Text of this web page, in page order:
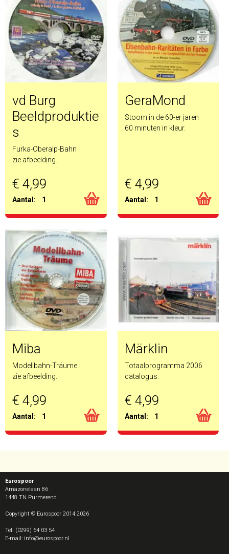
vd Burg
Beeldproduktie
s
Furka-Oberalp-Bahn
zie afbeelding.
€ 4,99
Aantal: 1
GeraMond
Stoom in de 60-er jaren
60 minuten in kleur.
€ 4,99
Aantal: 1
Miba
Modellbahn-Träume
zie afbeelding.
€ 4,99
Aantal: 1
Märklin
Totaalprogramma 2006
catalogus.
€ 4,99
Aantal: 1
Eurospoor
Amazonelaan 86
1448 TN Purmerend
Copyright © Eurospoor 2014 2026
Tel. (0299) 64 03 54
E-mail: info@eurospoor.nl